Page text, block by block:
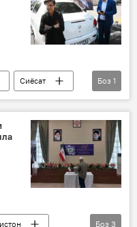
Сиёсат
Боз 1
Боз 3